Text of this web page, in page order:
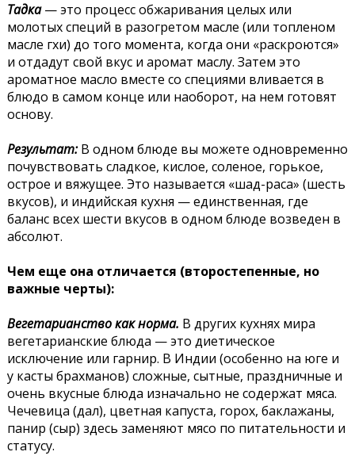
Тадка— это процесс обжаривания целых или
молотых специй в разогретом масле (или топленом
масле гхи) до того момента, когда они «раскроются»
и отдадут свой вкус и аромат маслу. Затем это
ароматное масло вместе со специями вливается в
блюдо в самом конце или наоборот, на нем готовят
основу.
Результат:В одном блюде вы можете одновременно
почувствовать сладкое, кислое, соленое, горькое,
острое и вяжущее. Это называется «шад-раса» (шесть
вкусов), и индийская кухня — единственная, где
баланс всех шести вкусов в одном блюде возведен в
абсолют.
Чем еще она отличается (второстепенные, но
важные черты):
Вегетарианство как норма. В других кухнях мира
вегетарианские блюда — это диетическое
исключение или гарнир. В Индии (особенно на юге и
у касты брахманов) сложные, сытные, праздничные и
очень вкусные блюда изначально не содержат мяса.
Чечевица (дал), цветная капуста, горох, баклажаны,
панир (сыр) здесь заменяют мясо по питательности и
статусу.